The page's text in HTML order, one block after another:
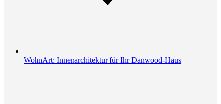
WohnArt: Innenarchitektur für Ihr Danwood-Haus